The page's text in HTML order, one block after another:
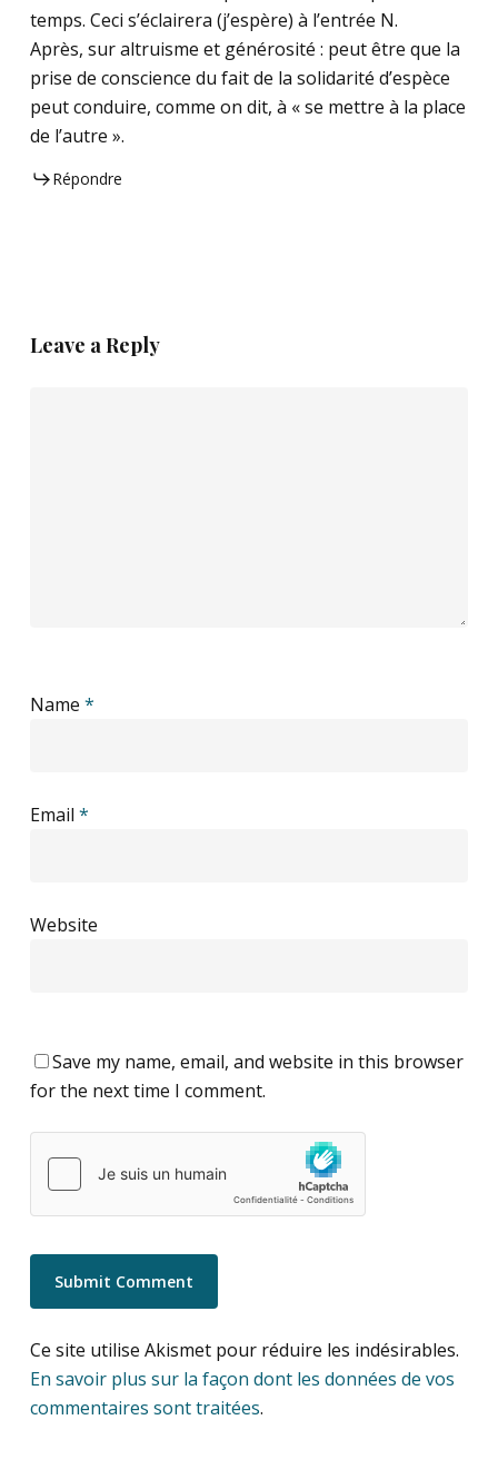
temps. Ceci s’éclairera (j’espère) à l’entrée N.
Après, sur altruisme et générosité : peut être que la
prise de conscience du fait de la solidarité d’espèce
peut conduire, comme on dit, à « se mettre à la place
de l’autre ».
Répondre
Leave a Reply
Name *
Email *
Website
Save my name, email, and website in this browser
for the next time I comment.
Ce site utilise Akismet pour réduire les indésirables.
En savoir plus sur la façon dont les données de vos
commentaires sont traitées.